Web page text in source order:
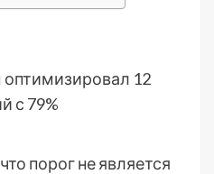
оптимизировал 12
с 79%
порог не является